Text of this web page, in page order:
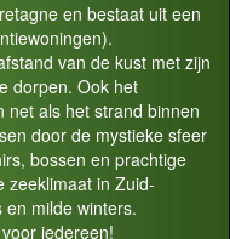
en bestaat uit een
van de kust met zijn
dorpen. Ook het
net als het strand binnen
door de mystieke sfeer
bossen en prachtige
zeeklimaat in Zuid-
milde winters.
iedereen!